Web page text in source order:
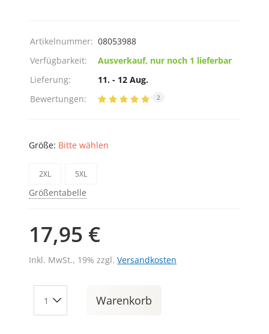
Artikelnummer: 08053988
Verfügbarkeit:
Ausverkauf, nur noch 1 lieferbar
Lieferung:
11. - 12 Aug.
Bewertungen:
2
Größe: Bitte wählen
2XL 5XL
Größentabelle
17,95 €
Inkl. MwSt., 19% zzgl. Versandkosten
Warenkorb